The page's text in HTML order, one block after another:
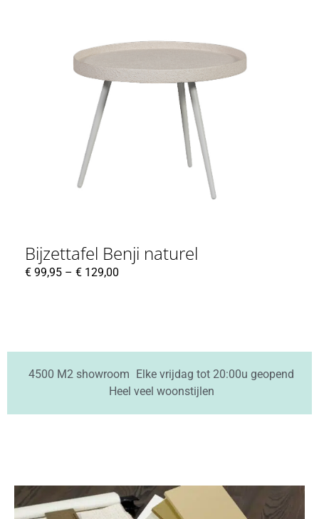
Bijzettafel Benji naturel
€ 99,95 – € 129,00
4500 M2 showroom Elke vrijdag tot 20:00u geopend
Heel veel woonstijlen